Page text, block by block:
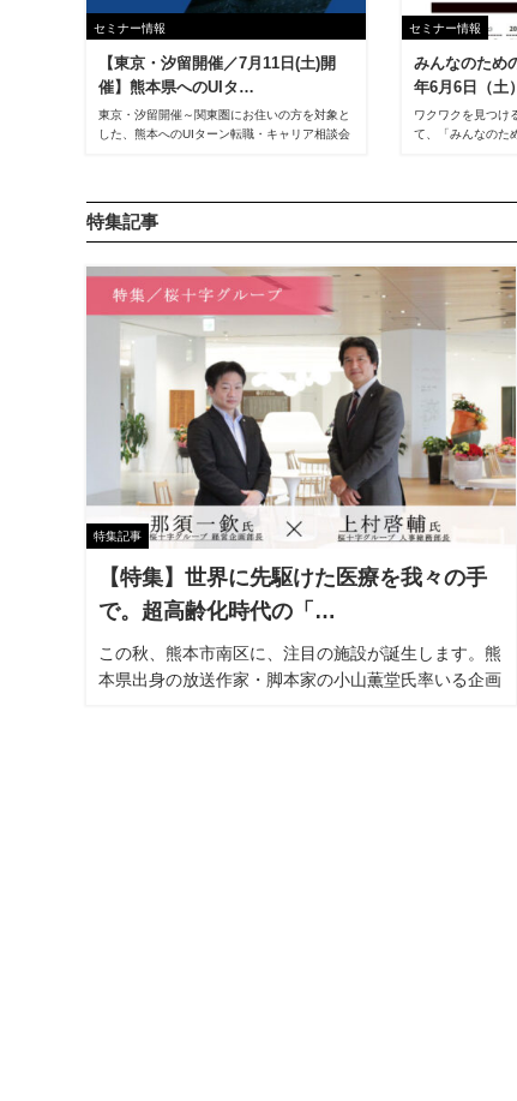
セミナー情報
【東京・汐留開催／7月11日(土)開
催】熊本県へのUIタ…
東京・汐留開催～関東圏にお住いの方を対象と
した、熊本へのUIターン転職・キャリア相談会
な情報をお伝えできるのではないかと考え、東
京で対面にて相談会を開催しております。
セミナー情報
みんなのため
年6月6日（土
ワクワクを見つけ
て、「みんなのた
特集記事
特集記事
【特集】世界に先駆けた医療を我々の手
で。超高齢化時代の「…
この秋、熊本市南区に、注目の施設が誕生します。熊
本県出身の放送作家・脚本家の小山薫堂氏率いる企画